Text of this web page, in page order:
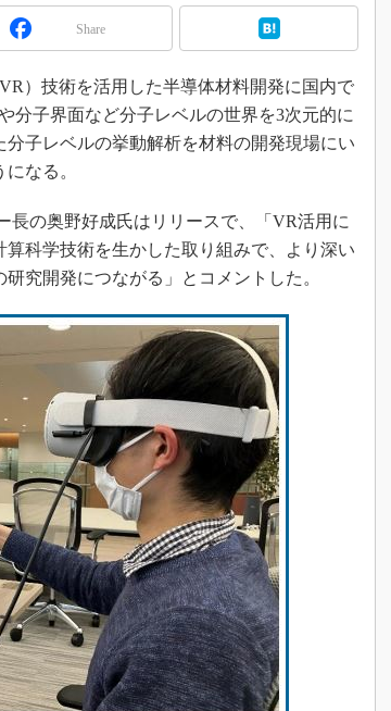
と、次の10年
の新トレンド
掛けた社内
を救うのか
展望」
ンジニア」の
Share
）技術を活用した半導体材料開発に国内で
分子界面など分子レベルの世界を3次元的に
子レベルの挙動解析を材料の開発現場にい
なる。
の奥野好成氏はリリースで、「VR活用に
科学技術を生かした取り組みで、より深い
究開発につながる」とコメントした。